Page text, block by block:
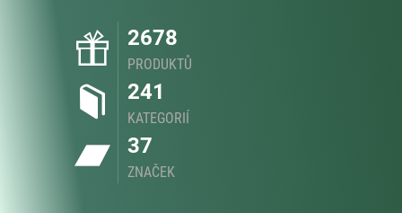
2678
PRODUKTŮ
241
KATEGORIÍ
37
ZNAČEK